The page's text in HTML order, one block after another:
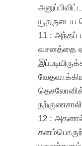
11 :
வசனத்தை
12 :